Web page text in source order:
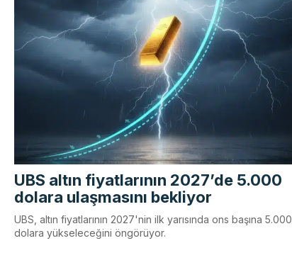
UBS altın fiyatlarının 2027’de 5.000
dolara ulaşmasını bekliyor
UBS, altın fiyatlarının 2027'nin ilk yarısında ons başına 5.000
dolara yükseleceğini öngörüyor.